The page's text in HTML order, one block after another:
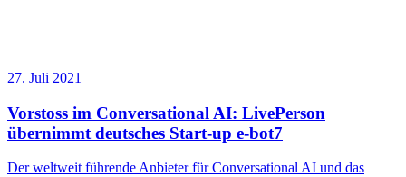
27. Juli 2021
Vorstoss im Conversational AI: LivePerson
übernimmt deutsches Start-up e-bot7
Der weltweit führende Anbieter für Conversational AI und das